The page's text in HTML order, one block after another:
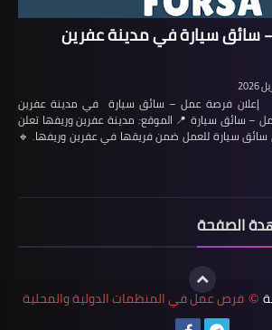
سائق سيارة في مدينة عفرين
فرصة عمل – سائق سيارة في مدينة عفرين
– سائق سيارة 📍 الموقع: مدينة عفرين وريفها تعلن
سيارة للعمل ضمن فريقها في عفرين وريفها. 🔹
الصفحة
© فرص عمل في المنظمات الدولية والمحلية